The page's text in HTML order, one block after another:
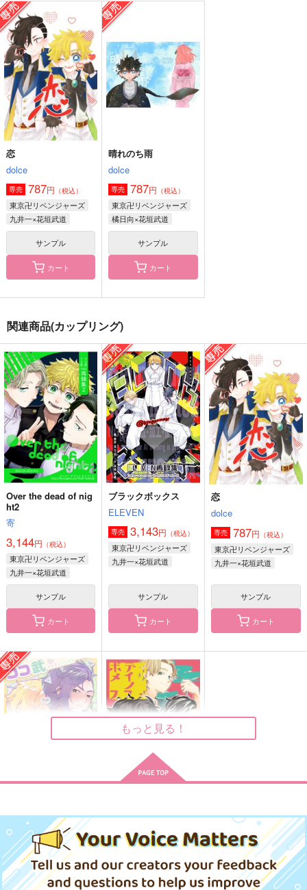
神様だけど求婚します
銀木犀
787円（税込）
九井一×花垣武道
サンプル
作品詳細
ボディメイクノススメ
寄
787円（税込）
九井一×花垣武道
ブラックボックス
ELEVEN
3,143円（税込）
九井一×花垣武道
サンプル
作品詳細
11BD詩集『有情群
青』
Yet.//▼
2,200円（税込）
乾青宗＋九井一×花垣武道
サンプル
作品詳細
629円（税込）
九井一×乾青宗
サンプル
作品詳細
ポルターガイスト
ミハルヤ
629円（税込）
九井一×乾青宗
サンプル
作品詳細
K思想
monotone
944円（税込）
九井一×乾青宗
サンプル
作品詳細
バカの選択
失敬失敬
787円（税込）
作品詳細
恋
dolce
専売 787円 （税込）
東京卍リベンジャーズ
九井一×花垣武道
サンプル
カート
晴れのち雨
dolce
専売 787円 （税込）
東京卍リベンジャーズ
橘日向×花垣武道
サンプル
カート
関連商品(カップリング)
Over the dead of nig
ht2
寄
3,144円 （税込）
東京卍リベンジャーズ
九井一×花垣武道
サンプル
カート
ブラックボックス
ELEVEN
専売 3,143円 （税込）
東京卍リベンジャーズ
九井一×花垣武道
サンプル
カート
恋
dolce
専売 787円 （税込）
東京卍リベンジャーズ
九井一×花垣武道
サンプル
カート
BOX
Palmiere
専売 787円（税込）
東京卍リベンジャーズ
九井一×花垣武道
寄
787円（税込）
九井一×花垣武道
もっと見る！